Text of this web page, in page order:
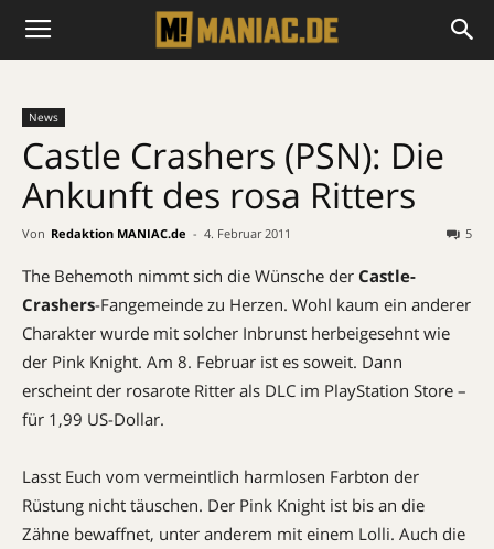
News
Castle Crashers (PSN): Die
Ankunft des rosa Ritters
Von Redaktion MANIAC.de - 4. Februar 2011 5
The Behemoth nimmt sich die Wünsche der Castle-
Crashers-Fangemeinde zu Herzen. Wohl kaum ein anderer
Charakter wurde mit solcher Inbrunst herbeigesehnt wie
der Pink Knight. Am 8. Februar ist es soweit. Dann
erscheint der rosarote Ritter als DLC im PlayStation Store –
für 1,99 US-Dollar.
Lasst Euch vom vermeintlich harmlosen Farbton der
Rüstung nicht täuschen. Der Pink Knight ist bis an die
Zähne bewaffnet, unter anderem mit einem Lolli. Auch die